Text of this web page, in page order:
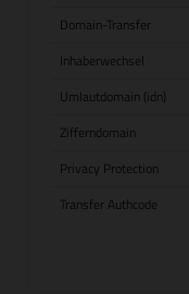
Domain-Transfer
Inhaberwechsel
Umlautdomain (idn)
Zifferndomain
Privacy Protection
Transfer Authcode